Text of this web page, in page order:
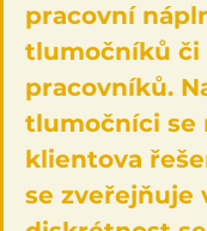
pracovní
tlumočníků či
pracovníků.
tlumočníci se
klientova
se zveřejňuje